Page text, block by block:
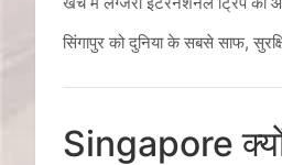
सिंगापुर को दुनिया के सबसे साफ,
Singapore